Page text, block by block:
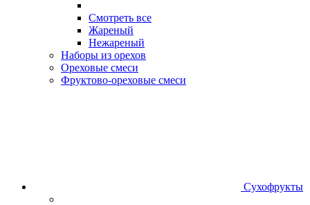
Смотреть все
Жареный
Нежареный
Наборы из орехов
Ореховые смеси
Фруктово-ореховые смеси
Сухофрукты